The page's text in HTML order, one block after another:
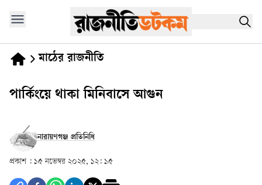
মাঠের রাজনীতি
পার্কিংয়ে থাকা মিনিবাসে আগুন
নারায়ণগঞ্জ প্রতিনিধি
প্রকাশ : ১৫ নভেম্বর ২০২৫, ১২: ১৫